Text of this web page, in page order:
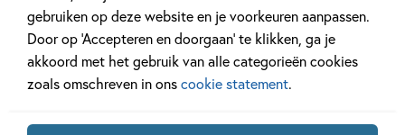
gebruiken op deze website en je voorkeuren aanpassen.
Door op ‘Accepteren en doorgaan’ te klikken, ga je
akkoord met het gebruik van alle categorieën cookies
zoals omschreven in onscookie statement.
met deze kleurboeken!
Lees meer
sprookjes